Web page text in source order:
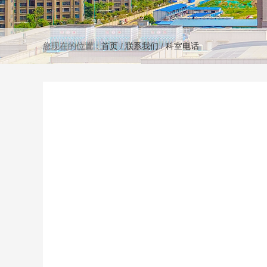
您现在的位置：首页/联系我们/科室电话